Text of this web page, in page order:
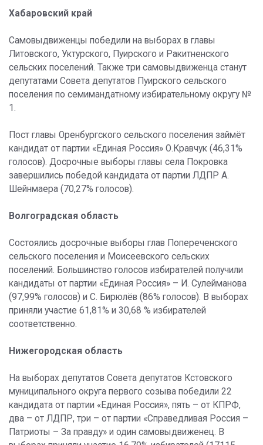
Хабаровский край
Самовыдвиженцы победили на выборах в главы
Литовского, Уктурского, Пуирского и Ракитненского
сельских поселений. Также три самовыдвиженца станут
депутатами Совета депутатов Пуирского сельского
поселения по семимандатному избирательному округу №
1.
Пост главы Оренбургского сельского поселения займёт
кандидат от партии «Единая Россия» О.Кравчук (46,31%
голосов). Досрочные выборы главы села Покровка
завершились победой кандидата от партии ЛДПР А.
Шейнмаера (70,27% голосов).
Волгоградская область
Состоялись досрочные выборы глав Попереченского
сельского поселения и Моисеевского сельских
поселений. Большинство голосов избирателей получили
кандидаты от партии «Единая Россия» – И. Сулейманова
(97,99% голосов) и С. Бирюлёв (86% голосов). В выборах
приняли участие 61,81% и 30,68 % избирателей
соответственно.
Нижегородская область
На выборах депутатов Совета депутатов Кстовского
муниципального округа первого созыва победили 22
кандидата от партии «Единая Россия», пять – от КПРФ,
два – от ЛДПР, три – от партии «Справедливая Россия –
Патриоты – За правду» и один самовыдвиженец. В